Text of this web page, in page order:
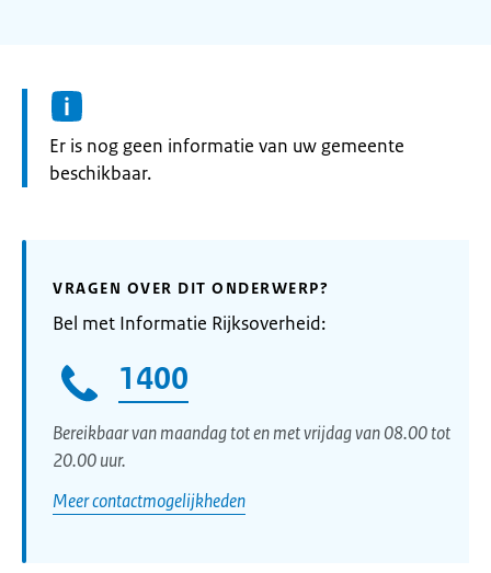
Informatie:
Er is nog geen informatie van uw gemeente
beschikbaar.
VRAGEN OVER DIT ONDERWERP?
Bel met Informatie Rijksoverheid:
1400
Bereikbaar van maandag tot en met vrijdag van 08.00 tot
20.00 uur.
Meer contactmogelijkheden